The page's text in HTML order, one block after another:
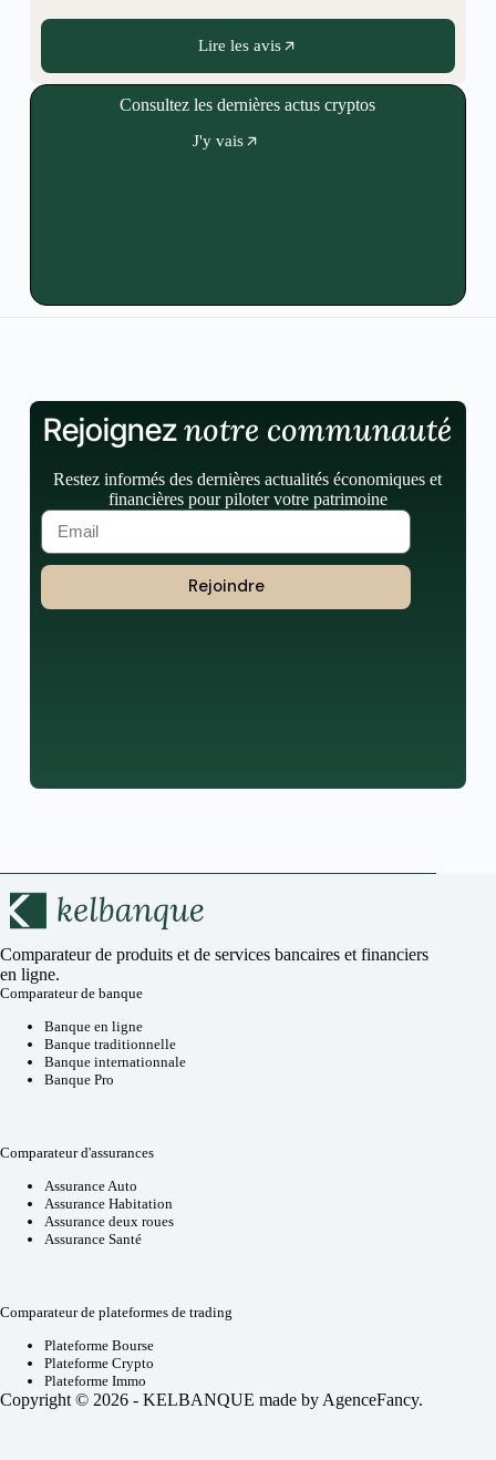
Lire les avis
Consultez les dernières actus cryptos
J'y vais
Rejoigneznotre communauté
Restez informés des dernières actualités économiques et
financières pour piloter votre patrimoine
Rejoindre
Comparateur de produits et de services bancaires et financiers
en ligne.
Comparateur de banque
Banque en ligne
Banque traditionnelle
Banque internationnale
Banque Pro
Comparateur d'assurances
Assurance Auto
Assurance Habitation
Assurance deux roues
Assurance Santé
Comparateur de plateformes de trading
Plateforme Bourse
Plateforme Crypto
Plateforme Immo
Copyright © 2026 - KELBANQUE made by AgenceFancy.